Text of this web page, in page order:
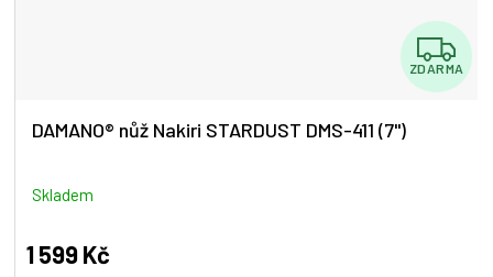
Z
D
ZDARMA
DAMANO® nůž Nakiri STARDUST DMS-411 (7")
Skladem
1 599 Kč